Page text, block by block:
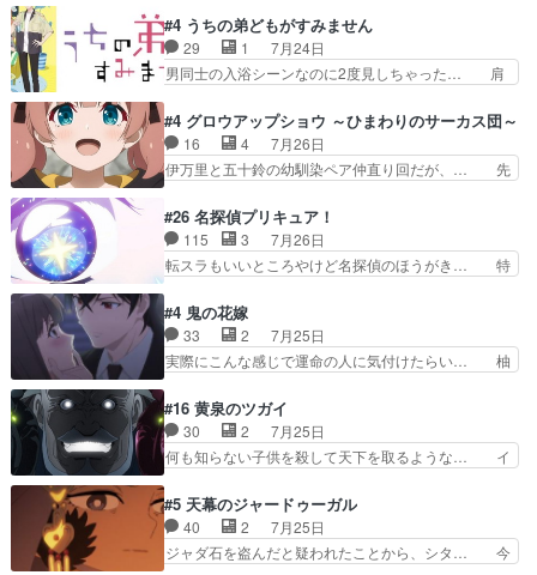
相変わらずで草ルディ君釣り… ルーデウスにシル
フィエットとロキシーとの… 離れ離れになったり
別れがあったり絶望の大…
様とは...本当の愛とは...なんぞ… テンポの良いボ
ケとツッコミで笑わせつつ、… この作品、ストー
リーにも登場人物にも全く… 家で机に向かってる
時の貧乏ゆすりとか、ラ… お姉ちゃんと話せ
に、ララは何を思うのだ… 息をするかのように3
話まで視聴。2026… ララの王子様探しが本格的
に動き出した回。…
#4 うちの弟どもがすみません
29 1
7月24日
男同士の入浴シーンなのに2度見しちゃった… 肩
散歩って逃げるよね！糸と類を助けよう… 類の面
倒見るのが1番大変そう糸は誰とでも… 源くんを
甘えさせるまでの糸と周りの出来事… 源くん、甘
えちゃうぞ宣言。思ったよりラブ… 糸ちゃんのま
目的を忘れてますますヤング… でも央太と親しく
するのは嫌。世話を拒んで… ゴメス（カエル）外
で散歩させてたのか(*…
#4 グロウアップショウ ～ひまわりのサーカス団～
16 4
7月26日
伊万里と五十鈴の幼馴染ペア仲直り回だが、… 先
や、これ素晴らしいコメディアニメだな。… 水着
回なのにビキニじゃない！これは時代背… 今回は
推しの吾野伊万里ちゃん担当回。これ… 伊万里さ
んの手品回であり水着回ね。瑞佳ち… 売り上げが
タ教育のせいで瑞佳がヒモカス… 伊万里ちゃんの
人前での苦手意識を抱えなが… 第４話をｄアニメ
ストアで視聴しました。視…
#26 名探偵プリキュア！
115 3
7月26日
転スラもいいところやけど名探偵のほうがき… 特
なはプリキュア仲間には自分が未来から… の活
躍、敵を圧倒ってのはおおよその流れだ… キュア
エクレール初変身＆初戦闘。プリキュ… キュアエ
クレールは強いが力を制御できない… キュアエク
ッコロで始まってちょっ… バカおもろいやん
www実質まどマギやんけ… しかも実質的にエク
レールが倒したビルであ…
#4 鬼の花嫁
33 2
7月25日
実際にこんな感じで運命の人に気付けたらい… 柚
の花嫁は一見すると甘い夢、理想の天国… 玲夜さ
んのご両親の登場ですこの世に数多い… 玲夜のお
父さんが石田彰だったことに驚きを… 主人公自分
の立場わかって無さすぎやしまた… ヨミツガと
子にも優しいし可愛いしこの… ユキノさんから玲
夜の父親の話で、そのイメ… あやかしの頂点に立
つ鬼龍院家の現当主が息…
#16 黄泉のツガイ
30 2
7月25日
何も知らない子供を殺して天下を取るような… イ
いバトル回の最後に、予想外の引きシン… これっ
て作者が描きたいのは"ユルの物語"… デラさんの
秘密がちょっとわかった回、正直… 左さんと刀持
ちさんが対決♪あとどこぞのじ… 何処も彼処も言
#5 天幕のジャードゥーガル
40 2
7月25日
ジャダ石を盗んだと疑われたことから、シタ… 今